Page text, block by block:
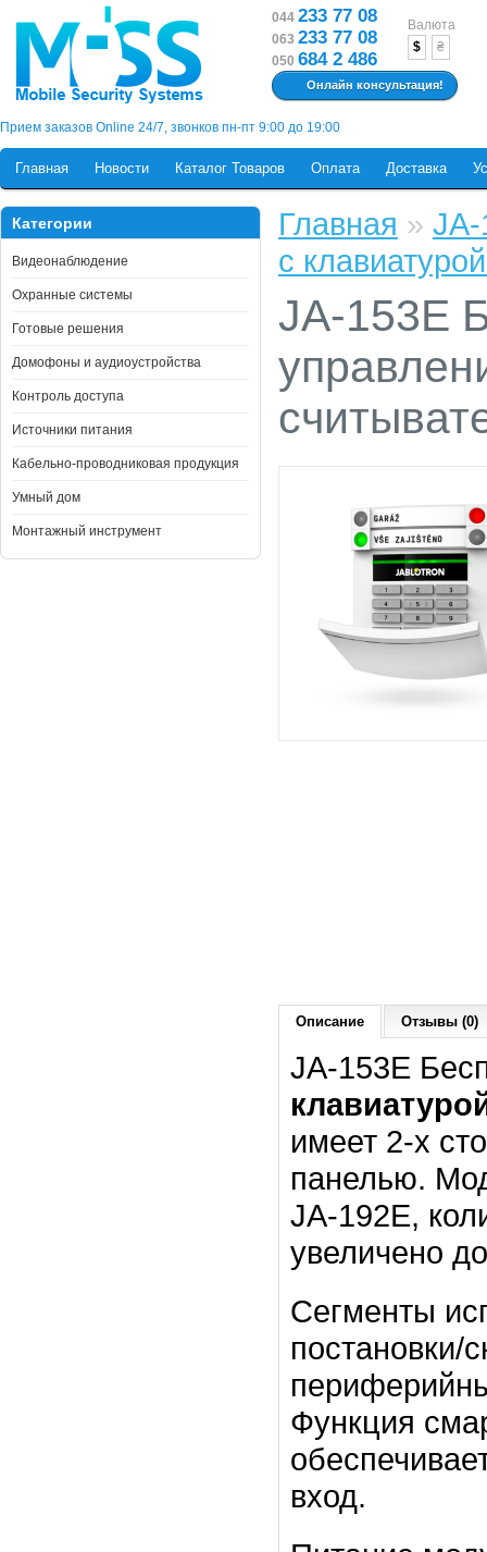
Прием заказов Online 24/7, звонков пн-пт 9:00 до 19:00
044 233 77 08
063 233 77 08
050 684 2 486
Онлайн консультация!
Валюта
$
₴
Главная Новости Каталог Товаров Оплата Доставка
Категории
Видеонаблюдение
Охранные системы
Готовые решения
Домофоны и аудиоустройства
Контроль доступа
Источники питания
Кабельно-проводниковая продукция
Умный дом
Монтажный инструмент
Главная » JA-
с
JA-153E
Описание Отзывы (0)
JA-153E
имеет 2-х
панелью.
JA-192E,
увеличено
Сегменты
постановки/
Функция
вход.